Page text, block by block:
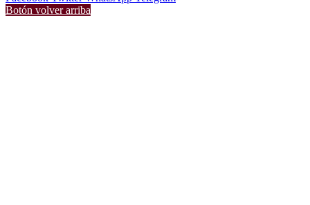
Botón volver arriba